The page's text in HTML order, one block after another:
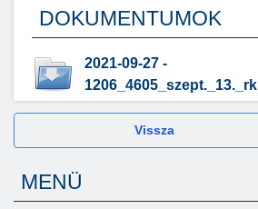
DOKUMENTUMOK
2021-09-27 -
1206_4605_szept._13._rk
Vissza
MENÜ